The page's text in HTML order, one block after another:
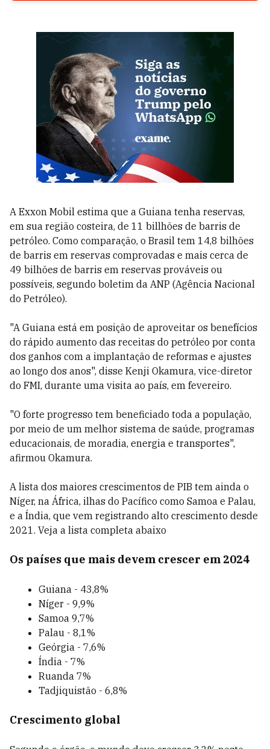
A Exxon Mobil estima que a Guiana tenha reservas,
em sua região costeira, de 11 billhões de barris de
petróleo. Como comparação, o Brasil tem 14,8 bilhões
de barris em reservas comprovadas e mais cerca de
49 bilhões de barris em reservas prováveis ou
possíveis, segundo boletim da ANP (Agência Nacional
do Petróleo).
"A Guiana está em posição de aproveitar os benefícios
do rápido aumento das receitas do petróleo por conta
dos ganhos com a implantação de reformas e ajustes
ao longo dos anos", disse Kenji Okamura, vice-diretor
do FMI, durante uma visita ao país, em fevereiro.
"O forte progresso tem beneficiado toda a população,
por meio de um melhor sistema de saúde, programas
educacionais, de moradia, energia e transportes",
afirmou Okamura.
A lista dos maiores crescimentos de PIB tem ainda o
Níger, na África, ilhas do Pacífico como Samoa e Palau,
e a Índia, que vem registrando alto crescimento desde
2021. Veja a lista completa abaixo
Os países que mais devem crescer em 2024
Guiana - 43,8%
Níger - 9,9%
Samoa 9,7%
Palau - 8,1%
Geórgia - 7,6%
Índia - 7%
Ruanda 7%
Tadjiquistão - 6,8%
Crescimento global